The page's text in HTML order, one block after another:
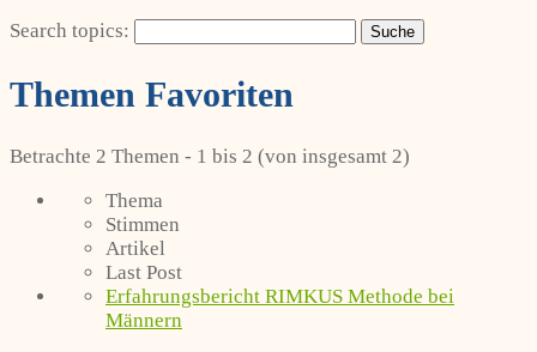
Search topics:
Themen Favoriten
Betrachte 2 Themen - 1 bis 2 (von insgesamt 2)
Thema
Stimmen
Artikel
Last Post
Erfahrungsbericht RIMKUS Methode bei
Männern